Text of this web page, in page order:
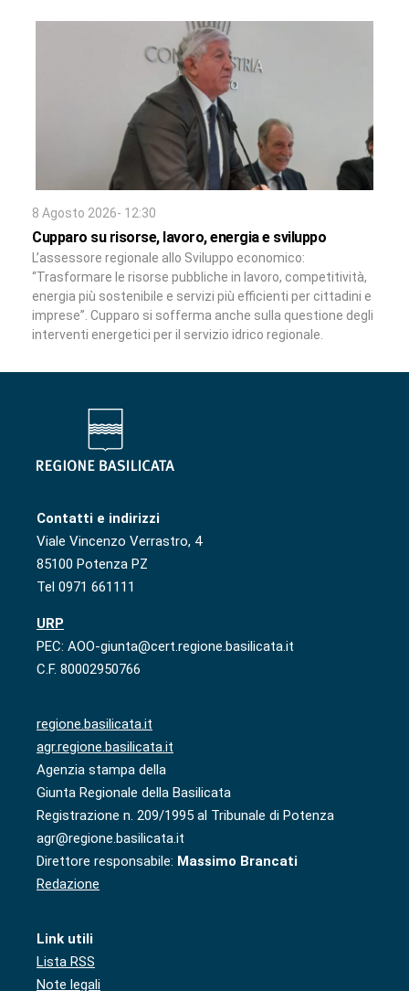
8 Agosto 2026- 12:30
Cupparo su risorse, lavoro, energia e sviluppo
L’assessore regionale allo Sviluppo economico:
“Trasformare le risorse pubbliche in lavoro, competitività,
energia più sostenibile e servizi più efficienti per cittadini e
imprese”. Cupparo si sofferma anche sulla questione degli
interventi energetici per il servizio idrico regionale.
Contatti e indirizzi
Viale Vincenzo Verrastro, 4
85100 Potenza PZ
Tel 0971 661111
URP
PEC: AOO-giunta@cert.regione.basilicata.it
C.F. 80002950766
regione.basilicata.it
agr.regione.basilicata.it
Agenzia stampa della
Giunta Regionale della Basilicata
Registrazione n. 209/1995 al Tribunale di Potenza
agr@regione.basilicata.it
Direttore responsabile: Massimo Brancati
Redazione
Link utili
Lista RSS
Note legali